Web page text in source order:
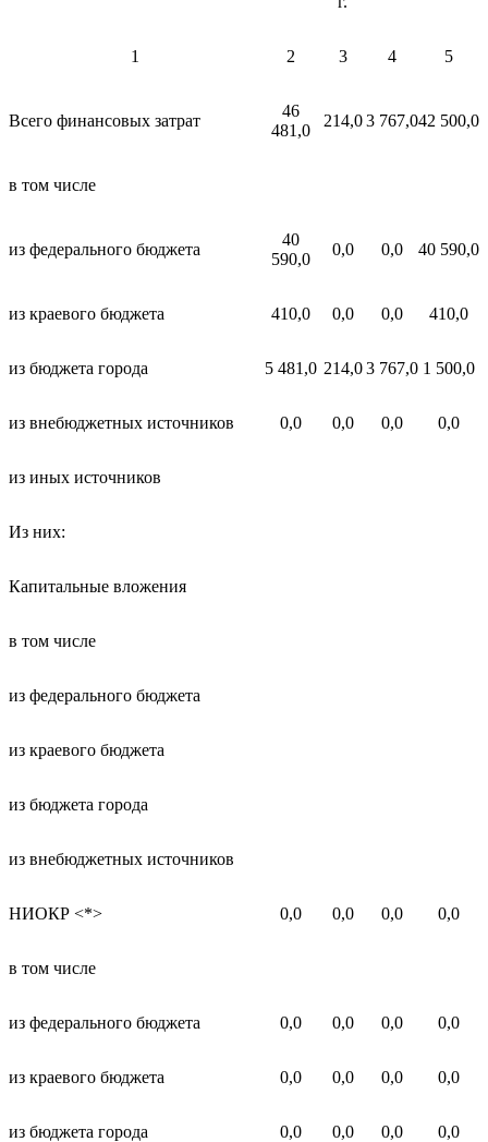
1 2 3 4 5
Всего финансовых затрат
46
481,0
214,0 3 767,042 500,0
в том числе
из федерального бюджета
40
590,0
0,0 0,0 40 590,0
из краевого бюджета 410,0 0,0 0,0 410,0
из бюджета города 5 481,0 214,0 3 767,0 1 500,0
из внебюджетных источников 0,0 0,0 0,0 0,0
из иных источников
Из них:
Капитальные вложения
в том числе
из федерального бюджета
из краевого бюджета
из бюджета города
из внебюджетных источников
НИОКР <*> 0,0 0,0 0,0 0,0
в том числе
из федерального бюджета 0,0 0,0 0,0 0,0
из краевого бюджета 0,0 0,0 0,0 0,0
из бюджета города 0,0 0,0 0,0 0,0